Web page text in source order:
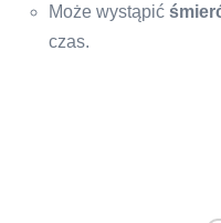
Może wystąpić
czas.